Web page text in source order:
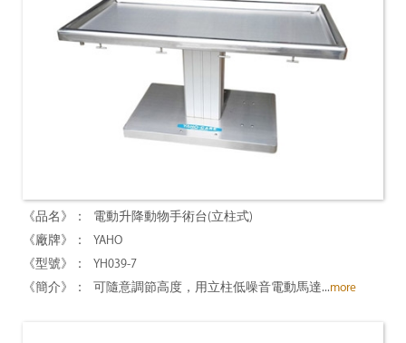
電動升降動物手術台(立柱式)
YAHO
YH039-7
可隨意調節高度，用立柱低噪音電動馬達...more